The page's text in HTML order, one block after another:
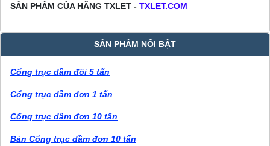
SẢN PHẨM CỦA HÃNG TXLET - TXLET.COM
SẢN PHẨM NỔI BẬT
Cổng trục dầm đôi 5 tấn
Cổng trục dầm đơn 1 tấn
Cổng trục dầm đơn 10 tấn
Bán Cổng trục dầm đơn 10 tấn